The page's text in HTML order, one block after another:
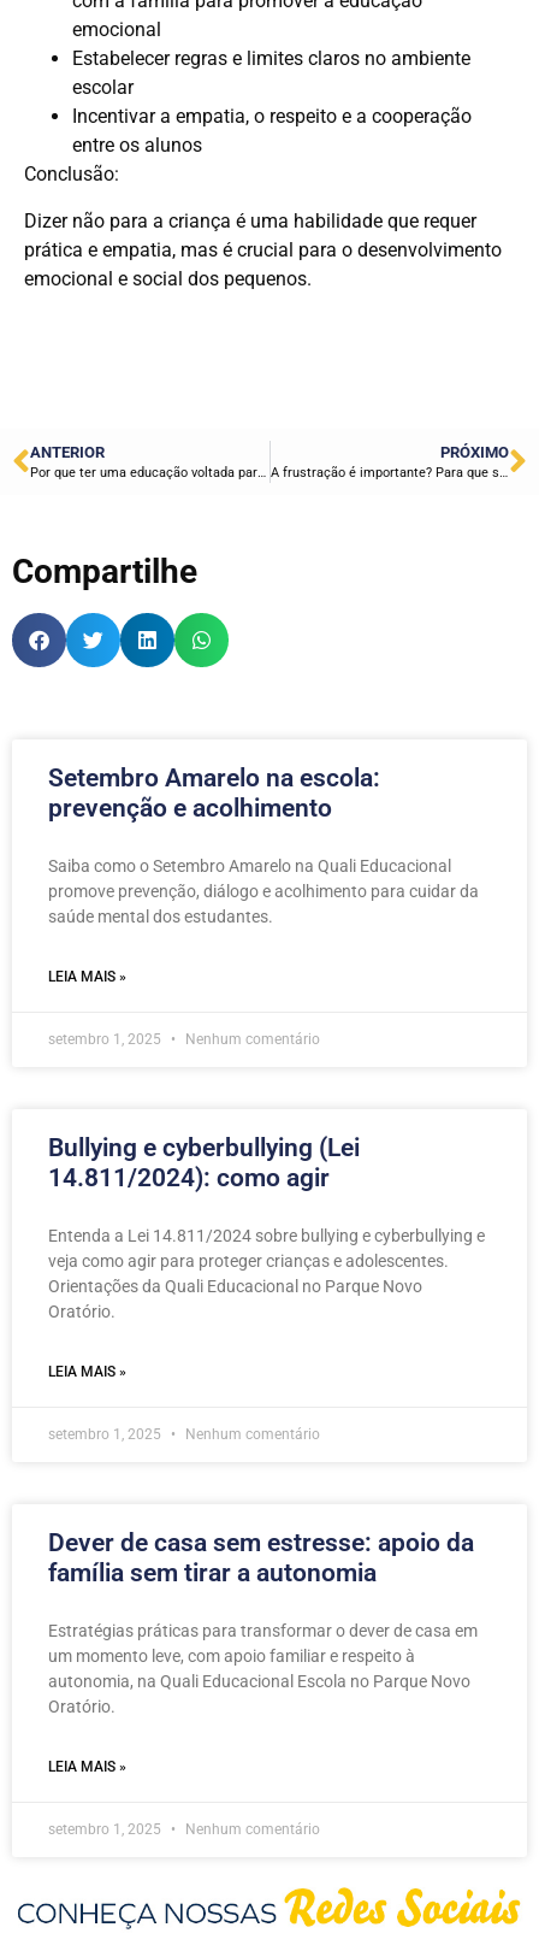
emocional
Estabelecer regras e limites claros no ambiente
escolar
Incentivar a empatia, o respeito e a cooperação
entre os alunos
Conclusão:
Dizer não para a criança é uma habilidade que requer
prática e empatia, mas é crucial para o desenvolvimento
emocional e social dos pequenos.
ANTERIOR
Por que ter uma educação voltada para independência? Descubra agora!
PRÓXIMO
A frustração é importante? Para que serve? Entendendo o papel da frustração e como lidar com a birra
Compartilhe
Setembro Amarelo na escola:
prevenção e acolhimento
Saiba como o Setembro Amarelo na Quali Educacional
promove prevenção, diálogo e acolhimento para cuidar da
saúde mental dos estudantes.
LEIA MAIS »
setembro 1, 2025 Nenhum comentário
Bullying e cyberbullying (Lei
14.811/2024): como agir
Entenda a Lei 14.811/2024 sobre bullying e cyberbullying e
veja como agir para proteger crianças e adolescentes.
Orientações da Quali Educacional no Parque Novo
Oratório.
LEIA MAIS »
setembro 1, 2025 Nenhum comentário
Dever de casa sem estresse: apoio da
família sem tirar a autonomia
Estratégias práticas para transformar o dever de casa em
um momento leve, com apoio familiar e respeito à
autonomia, na Quali Educacional Escola no Parque Novo
Oratório.
LEIA MAIS »
setembro 1, 2025 Nenhum comentário